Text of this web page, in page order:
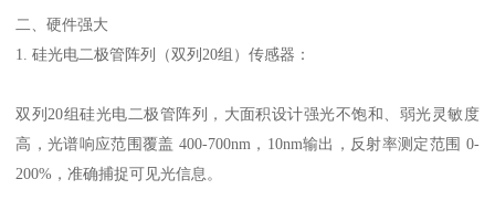
二、硬件强大
1.硅光电二极管阵列（双列20组）传感器：
双列20组硅光电二极管阵列，大面积设计强光不饱和、弱光灵敏度
高，光谱响应范围覆盖 400-700nm ， 10nm输出，反射率测定范围 0-
200% ，准确捕捉可见光信息。